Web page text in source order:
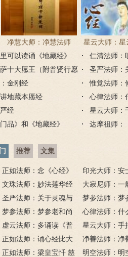
净慧大师：净慧法师
《楞严经》浅译
星云大师：星
《心经
可以读诵《地藏经》
仁清法师：
十大愿王（附普贤行愿
圣严法师：
金刚经
惟觉法师：
地藏本愿经
心律法师：
经
星云大师：
品》和《地藏经》
达摩祖师：
推荐 文集
正如法师：念《心经》
比《大悲咒》更好吗？
印光大师：安
话解
文珠法师：妙法莲华经
大寂尼师：一
里可以读诵《
吗？
圣严法师：关于灵魂与
鬼的终极真相
梦参法师：梦
尚：金刚经
梦参法师：梦参老和尚
讲地藏本愿经
心律法师：什
有缘？
虚云法师：多诵读《普
门品》和《地藏经》
星云大师：手
满田，低头便
六根清净方为
正如法师：诵心经比大
悲咒功德大吗
净善法师：净
看风水与算命
正如法师：梁皇宝忏 慈
明空法师：明